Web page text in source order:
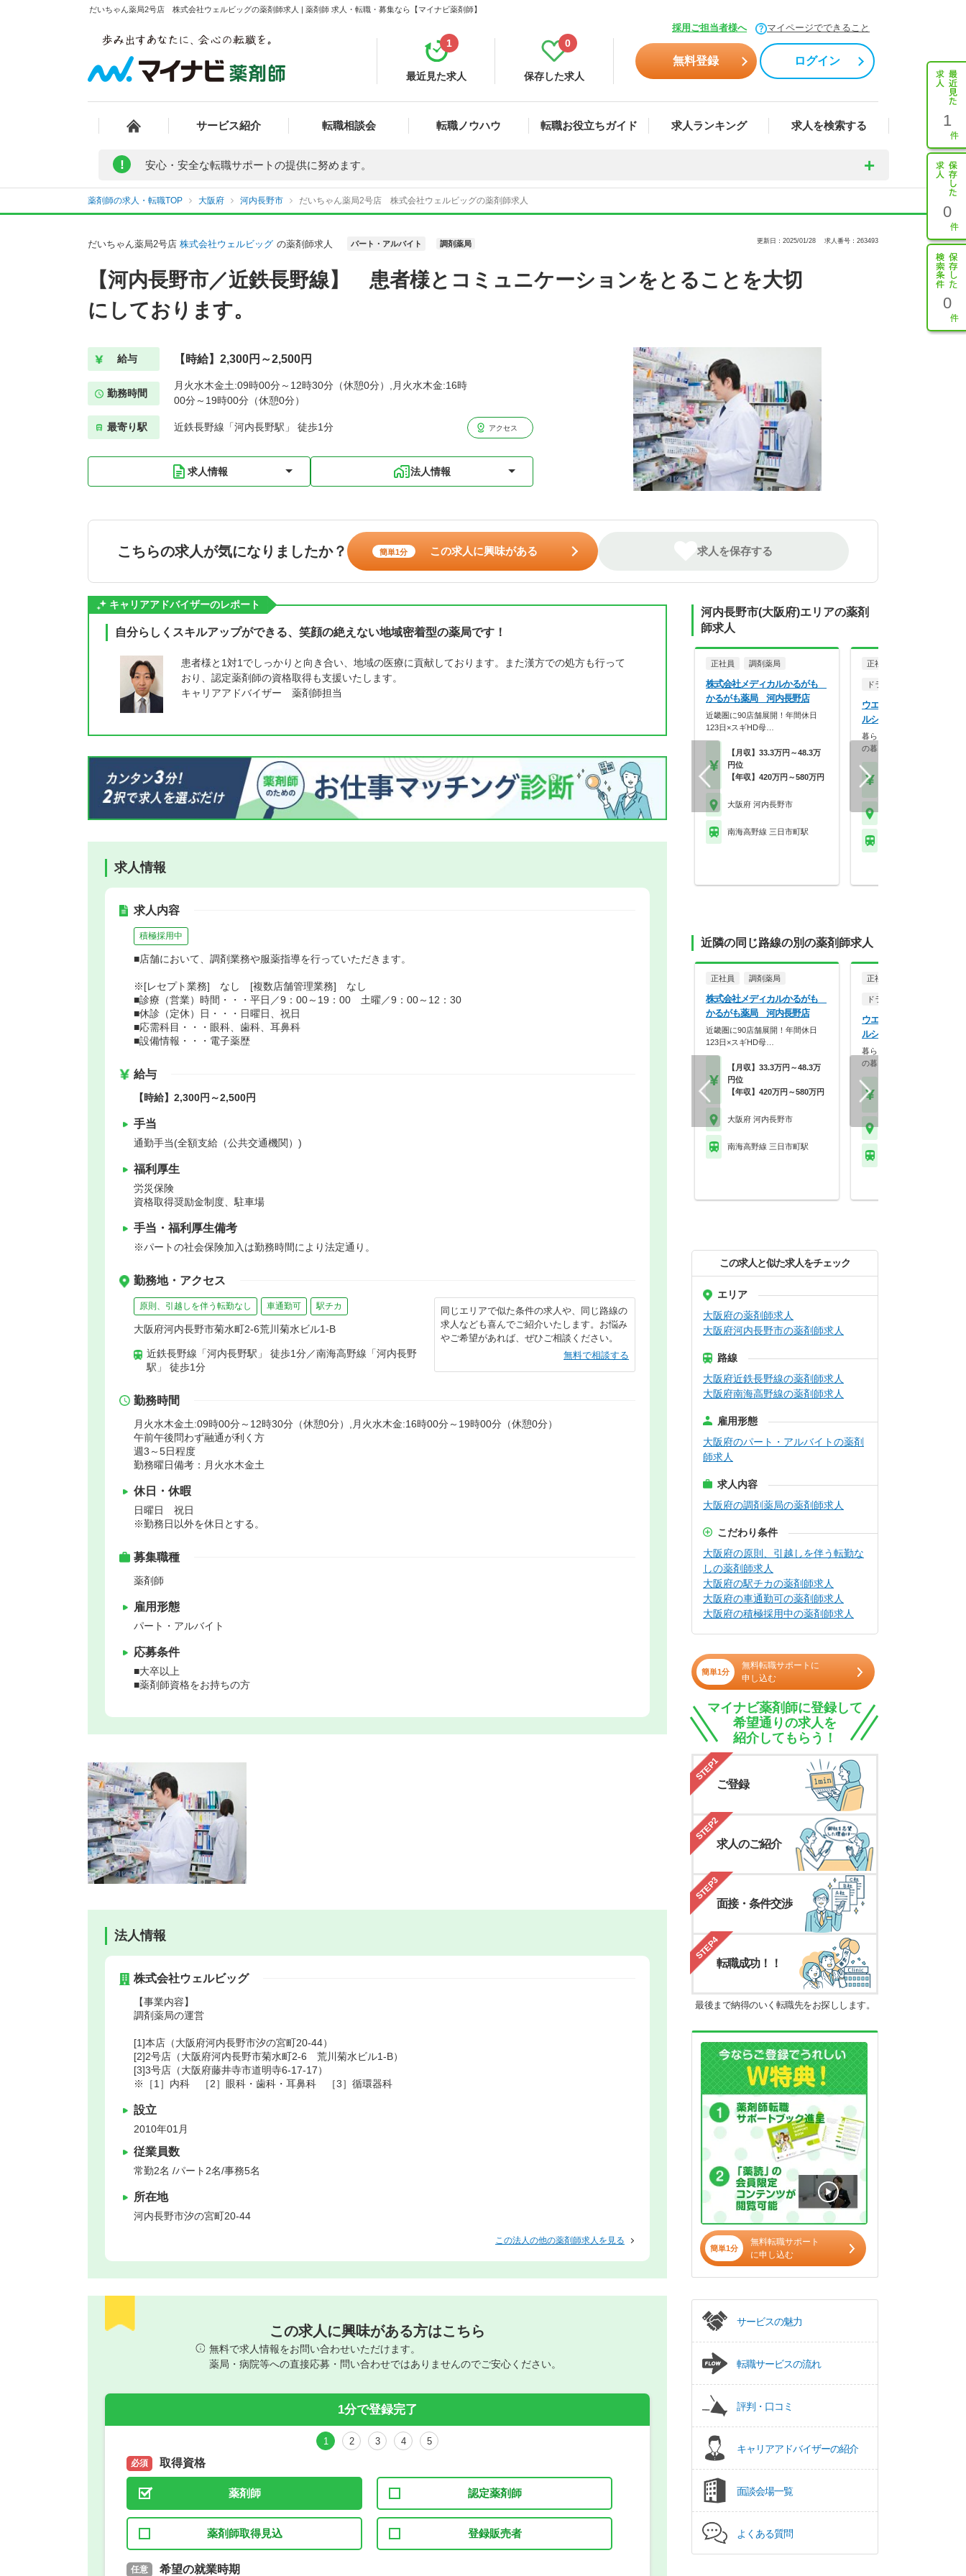
だいちゃん薬局2号店 株式会社ウェルビッグの薬剤師求人 | 薬剤師 求人・転職・募集なら【マイナビ薬剤師】
採用ご担当者様へ マイページでできること
最近見た求人
1
保存した求人
0
無料登録 ログイン
サービス紹介 転職相談会 転職ノウハウ 転職お役立ちガイド 求人ランキング 求人を検索する 1
0
0
! 安心・安全な転職サポートの提供に努めます。
薬剤師の求人・転職TOP 大阪府 河内長野市 だいちゃん薬局2号店 株式会社ウェルビッグの薬剤師求人
だいちゃん薬局2号店 株式会社ウェルビッグ の薬剤師求人 パート・アルバイト 調剤薬局 更新日：2025/01/28 求人番号：263493
【河内長野市／近鉄長野線】 患者様とコミュニケーションをとることを大切
にしております。
給与 【時給】2,300円～2,500円
勤務時間
月火水木金土:09時00分～12時30分（休憩0分）,月火水木金:16時
00分～19時00分（休憩0分）
最寄り駅 近鉄長野線「河内長野駅」 徒歩1分 アクセス
求人情報 法人情報
こちらの求人が気になりましたか？ 簡単1分 この求人に興味がある 求人を保存する
キャリアアドバイザーのレポート
自分らしくスキルアップができる、笑顔の絶えない地域密着型の薬局です！
患者様と1対1でしっかりと向き合い、地域の医療に貢献しております。また漢方での処方も行って
おり、認定薬剤師の資格取得も支援いたします。
キャリアアドバイザー 薬剤師担当
求人情報
求人内容
積極採用中
■店舗において、調剤業務や服薬指導を行っていただきます。
※[レセプト業務] なし [複数店舗管理業務] なし
■診療（営業）時間・・・平日／9：00～19：00 土曜／9：00～12：30
■休診（定休）日・・・日曜日、祝日
■応需科目・・・眼科、歯科、耳鼻科
■設備情報・・・電子薬歴
給与
【時給】2,300円～2,500円
手当
通勤手当(全額支給（公共交通機関）)
福利厚生
労災保険
資格取得奨励金制度、駐車場
手当・福利厚生備考
※パートの社会保険加入は勤務時間により法定通り。
勤務地・アクセス
原則、引越しを伴う転勤なし 車通勤可 駅チカ
大阪府河内長野市菊水町2-6荒川菊水ビル1-B
近鉄長野線「河内長野駅」 徒歩1分／南海高野線「河内長野
駅」 徒歩1分
同じエリアで似た条件の求人や、同じ路線の
求人なども喜んでご紹介いたします。お悩み
やご希望があれば、ぜひご相談ください。
無料で相談する
勤務時間
月火水木金土:09時00分～12時30分（休憩0分）,月火水木金:16時00分～19時00分（休憩0分）
午前午後問わず融通が利く方
週3～5日程度
勤務曜日備考：月火水木金土
休日・休暇
日曜日 祝日
※勤務日以外を休日とする。
募集職種
薬剤師
雇用形態
パート・アルバイト
応募条件
■大卒以上
■薬剤師資格をお持ちの方
法人情報
株式会社ウェルビッグ
【事業内容】
調剤薬局の運営
[1]本店（大阪府河内長野市汐の宮町20-44）
[2]2号店（大阪府河内長野市菊水町2-6 荒川菊水ビル1-B）
[3]3号店（大阪府藤井寺市道明寺6-17-17）
※［1］内科 ［2］眼科・歯科・耳鼻科 ［3］循環器科
設立
2010年01月
従業員数
常勤2名 /パート2名/事務5名
所在地
河内長野市汐の宮町20-44
この法人の他の薬剤師求人を見る
この求人に興味がある方はこちら
無料で求人情報をお問い合わせいただけます。
薬局・病院等への直接応募・問い合わせではありませんのでご安心ください。
1分で登録完了
1 2 3 4 5
必須 取得資格
薬剤師 認定薬剤師
薬剤師取得見込 登録販売者
必須 取得予定年
任意 希望の就業時期
希望の働き方
正社員
パート(週4日～5日)
河内長野市(大阪府)エリアの薬剤
師求人
正社員 調剤薬局
株式会社メディカルかるがも
かるがも薬局 河内長野店
近畿圏に90店舗展開！年間休日
123日×スギHD母…
【月収】33.3万円～48.3万
円位
【年収】420万円～580万円
大阪府 河内長野市
南海高野線 三日市町駅
正社員
ドラッグストア（調剤併設
ウエルシア薬局株式会社
ルシア河内長野千代田店
暮らしを支える仕事だから、
の暮らしも大切に。業…
近隣の同じ路線の別の薬剤師求人
正社員 調剤薬局
株式会社メディカルかるがも
かるがも薬局 河内長野店
近畿圏に90店舗展開！年間休日
123日×スギHD母…
【月収】33.3万円～48.3万
円位
【年収】420万円～580万円
大阪府 河内長野市
南海高野線 三日市町駅
正社員
ドラッグストア（調剤併設
ウエルシア薬局株式会社
ルシア河内長野千代田店
暮らしを支える仕事だから、
の暮らしも大切に。業…
この求人と似た求人をチェック
エリア
大阪府の薬剤師求人
大阪府河内長野市の薬剤師求人
路線
大阪府近鉄長野線の薬剤師求人
大阪府南海高野線の薬剤師求人
雇用形態
大阪府のパート・アルバイトの薬剤
師求人
求人内容
大阪府の調剤薬局の薬剤師求人
こだわり条件
大阪府の原則、引越しを伴う転勤な
しの薬剤師求人
大阪府の駅チカの薬剤師求人
大阪府の車通勤可の薬剤師求人
大阪府の積極採用中の薬剤師求人
簡単1分
無料転職サポートに
申し込む
マイナビ薬剤師に登録して
希望通りの求人を
紹介してもらう！
STEP1
ご登録
STEP2
求人のご紹介
STEP3
面接・条件交渉
STEP4
転職成功！！
最後まで納得のいく転職先をお探しします。
簡単1分
無料転職サポート
に申し込む
サービスの魅力
転職サービスの流れ
評判・口コミ
キャリアアドバイザーの紹介
面談会場一覧
よくある質問